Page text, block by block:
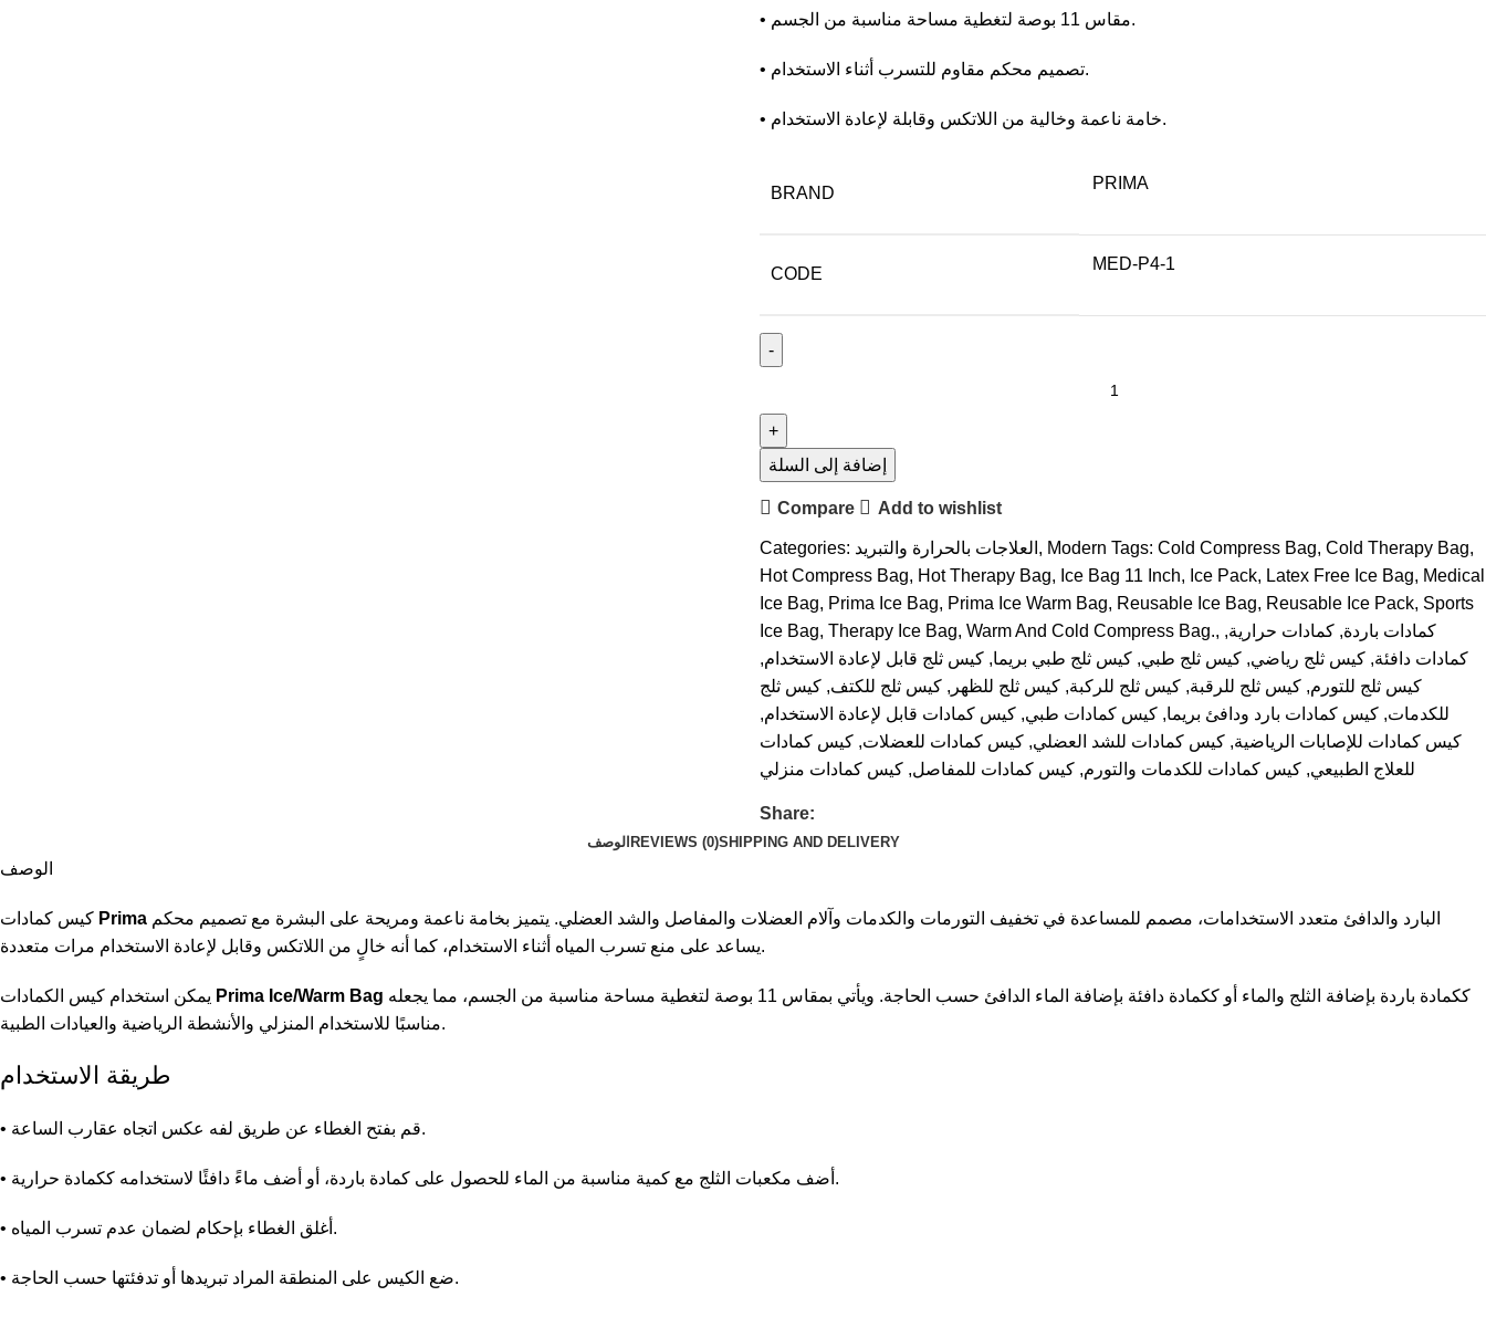
• مقاس 11 بوصة لتغطية مساحة مناسبة من الجسم.
• تصميم محكم مقاوم للتسرب أثناء الاستخدام.
• خامة ناعمة وخالية من اللاتكس وقابلة لإعادة الاستخدام.
BRAND
PRIMA
CODE
MED-P4-1
إضافة إلى السلة
Compare Add to wishlist
Categories: العلاجات بالحرارة والتبريد , Modern Tags: Cold Compress Bag, Cold Therapy Bag,
Hot Compress Bag, Hot Therapy Bag, Ice Bag 11 Inch, Ice Pack, Latex Free Ice Bag, Medical
Ice Bag, Prima Ice Bag, Prima Ice Warm Bag, Reusable Ice Bag, Reusable Ice Pack, Sports
Ice Bag, Therapy Ice Bag, Warm And Cold Compress Bag., كمادات باردة, كمادات حرارية,
كمادات دافئة, كيس ثلج رياضي, كيس ثلج طبي, كيس ثلج طبي بريما, كيس ثلج قابل لإعادة الاستخدام,
كيس ثلج للتورم, كيس ثلج للرقبة, كيس ثلج للركبة, كيس ثلج للظهر , كيس ثلج للكتف, كيس ثلج
للكدمات, كيس كمادات بارد ودافئ بريما, كيس كمادات طبي, كيس كمادات قابل لإعادة الاستخدام,
كيس كمادات للإصابات الرياضية, كيس كمادات للشد العضلي, كيس كمادات للعضلات, كيس كمادات
للعلاج الطبيعي, كيس كمادات للكدمات والتورم, كيس كمادات للمفاصل, كيس كمادات منزلي
Share:
الوصف REVIEWS (0)SHIPPING AND DELIVERY
الوصف
Prima
يساعد على منع تسرب المياه أثناء الاستخدام، كما أنه خالٍ من اللاتكس وقابل لإعادة الاستخدام مرات متعددة.
Prima Ice/Warm Bag
مناسبًا للاستخدام المنزلي والأنشطة الرياضية والعيادات الطبية.
طريقة الاستخدام
• قم بفتح الغطاء عن طريق لفه عكس اتجاه عقارب الساعة.
• أضف مكعبات الثلج مع كمية مناسبة من الماء للحصول على كمادة باردة، أو أضف ماءً دافئًا لاستخدامه ككمادة حرارية.
• أغلق الغطاء بإحكام لضمان عدم تسرب المياه.
• ضع الكيس على المنطقة المراد تبريدها أو تدفئتها حسب الحاجة.